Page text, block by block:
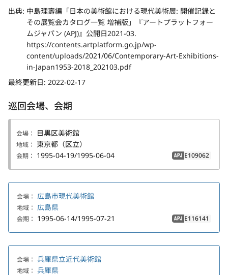
出典: 中島理壽編「日本の美術館における現代美術展: 開催記録と
その展覧会カタログ一覧 増補版」『アートプラットフォー
ムジャパン (APJ)』公開日2021-03.
https://contents.artplatform.go.jp/wp-
content/uploads/2021/06/Contemporary-Art-Exhibitions-
in-Japan1953-2018_202103.pdf
最終更新日: 2022-02-17
巡回会場、会期
会場： 目黒区美術館
地域： 東京都（区立）
会期： 1995-04-19/1995-06-04 APJ E109062
会場： 広島市現代美術館
地域： 広島県
会期： 1995-06-14/1995-07-21 APJ E116141
会場： 兵庫県立近代美術館
地域： 兵庫県